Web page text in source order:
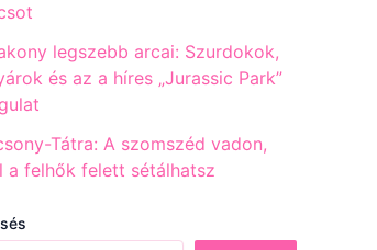
legszebb arcai: Szurdokok,
és az a híres „Jurassic Park”
Tátra: A szomszéd vadon,
a felhők felett sétálhatsz